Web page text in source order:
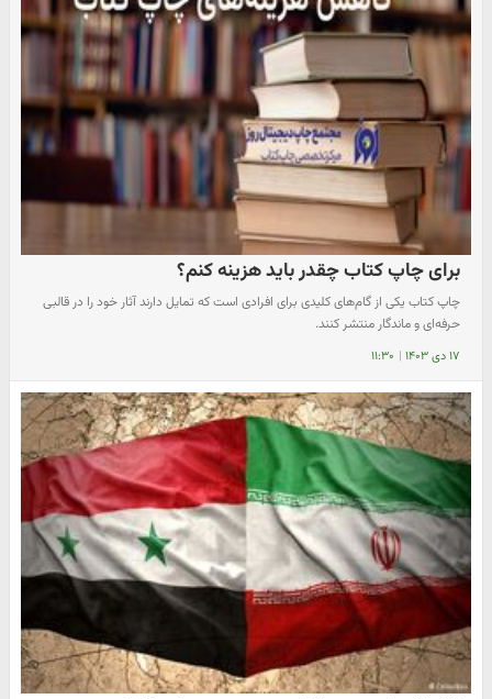
برای چاپ کتاب چقدر باید هزینه کنم؟
چاپ کتاب یکی از گام‌های کلیدی برای افرادی است که تمایل دارند آثار خود را در قالبی
حرفه‌ای و ماندگار منتشر کنند.
۱۷ دی ۱۴۰۳ | ۱۱:۳۰